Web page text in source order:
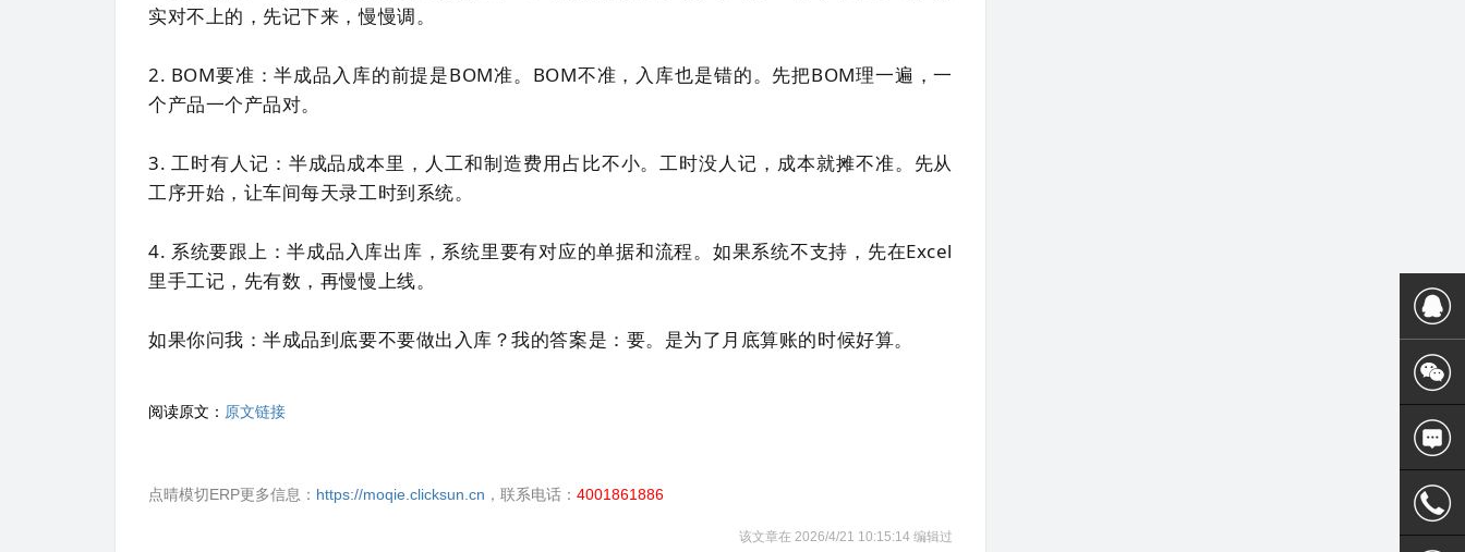
实对不上的，先记下来，慢慢调。
2. BOM要准：半成品入库的前提是BOM准。BOM不准，入库也是错的。先把BOM理一遍，一
个产品一个产品对。
3. 工时有人记：半成品成本里，人工和制造费用占比不小。工时没人记，成本就摊不准。先从
工序开始，让车间每天录工时到系统。
4. 系统要跟上：半成品入库出库，系统里要有对应的单据和流程。如果系统不支持，先在Excel
里手工记，先有数，再慢慢上线。
如果你问我：半成品到底要不要做出入库？我的答案是：要。是为了月底算账的时候好算。
阅读原文： 原文链接
点晴模切ERP更多信息： https://moqie.clicksun.cn ，联系电话： 4001861886
该文章在 2026/4/21 10:15:14 编辑过